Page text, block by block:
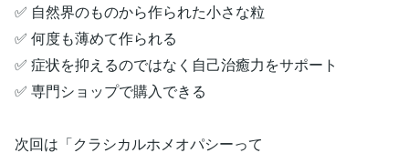
✅ 自然界のものから作られた小さな粒
✅ 何度も薄めて作られる
✅ 症状を抑えるのではなく自己治癒力をサポート
✅ 専門ショップで購入できる
次回は「クラシカルホメオパシーって